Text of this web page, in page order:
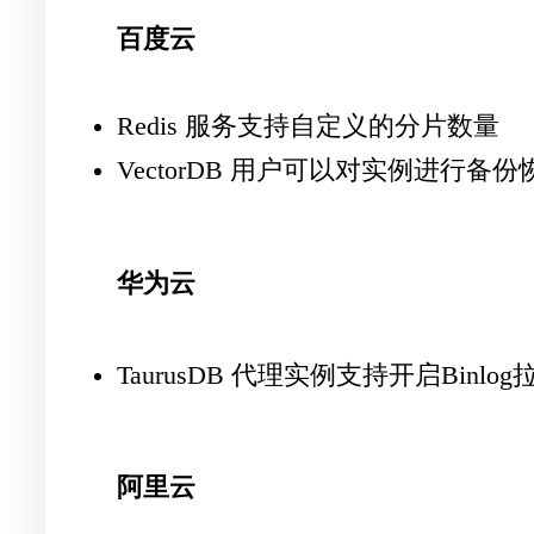
百度云
Redis 服务支持自定义的分片数量
VectorDB 用户可以对实例进行备份
华为云
TaurusDB 代理实例支持开启Binlog
阿里云